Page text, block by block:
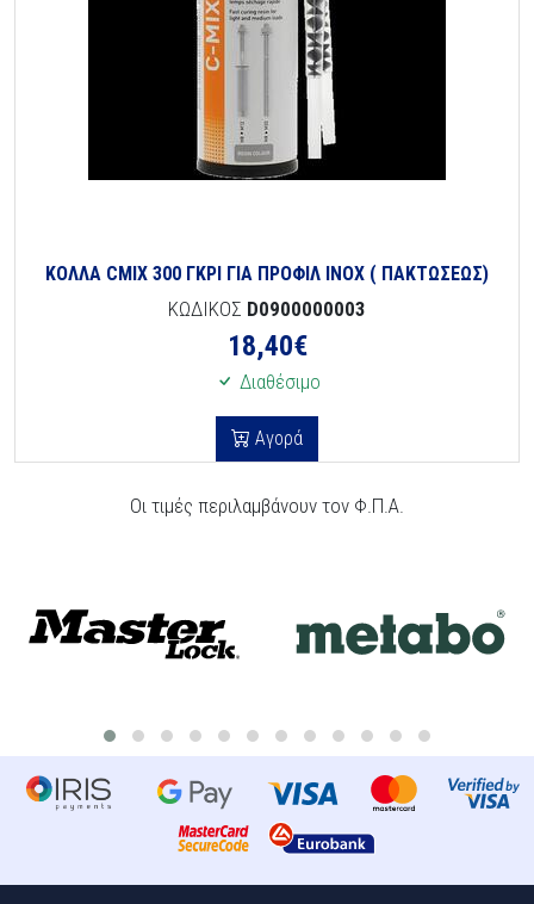
ΚΟΛΛΑ CMIX 300 ΓΚΡΙ ΓΙΑ ΠΡΟΦΙΛ INOX ( ΠΑΚΤΩΣΕΩΣ)
ΚΩΔΙΚΟΣ D0900000003
18,40€
Διαθέσιμο
Αγορά
Οι τιμές περιλαμβάνουν τον Φ.Π.Α.